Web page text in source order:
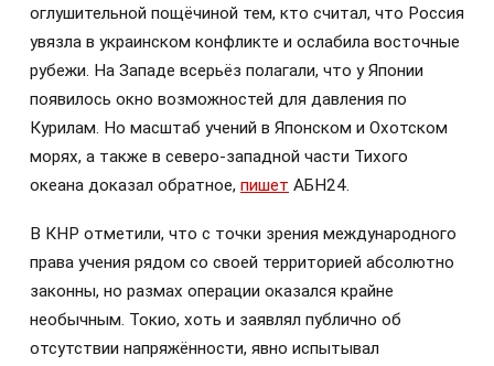
оглушительной пощёчиной тем, кто считал, что Россия
увязла в украинском конфликте и ослабила восточные
рубежи. На Западе всерьёз полагали, что у Японии
появилось окно возможностей для давления по
Курилам. Но масштаб учений в Японском и Охотском
морях, а также в северо-западной части Тихого
океана доказал обратное, пишет АБН24.
В КНР отметили, что с точки зрения международного
права учения рядом со своей территорией абсолютно
законны, но размах операции оказался крайне
необычным. Токио, хоть и заявлял публично об
отсутствии напряжённости, явно испытывал